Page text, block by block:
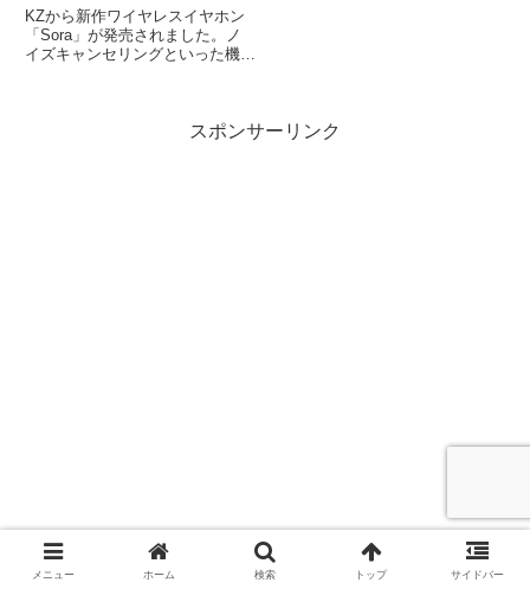
に絞り込んで手軽にイイ
音。
KZから新作ワイヤレスイヤホン
「Sora」が発売されました。ノ
イズキャンセリングといった機能
使い、音質や操作性を中心にレビスポンサーリンク
メニュー ホーム 検索 トップ サイドバー